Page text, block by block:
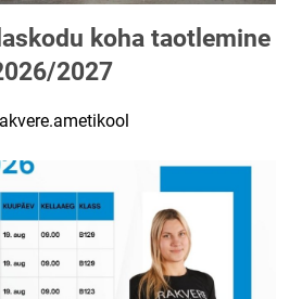
koha taotlemine
2027